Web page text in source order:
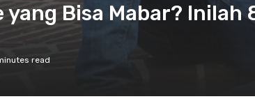
yang Bisa Mabar? Inilah
read